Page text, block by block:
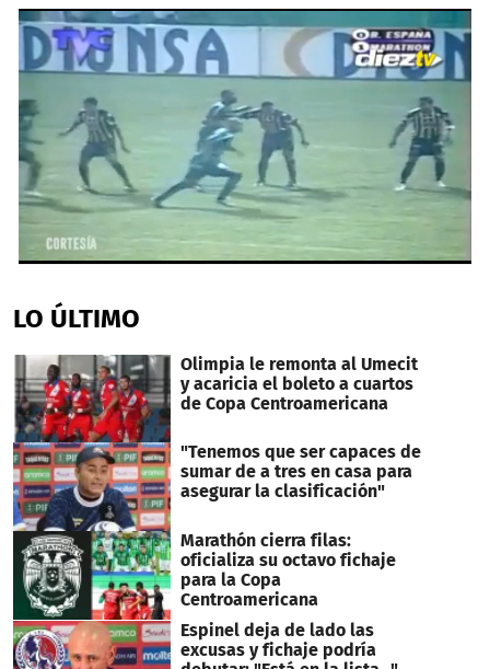
of
1
3
seconds
LO ÚLTIMO
Olimpia le remonta al Umecit
y acaricia el boleto a cuartos
de Copa Centroamericana
"Tenemos que ser capaces de
sumar de a tres en casa para
asegurar la clasificación"
Marathón cierra filas:
oficializa su octavo fichaje
para la Copa
Centroamericana
Espinel deja de lado las
excusas y fichaje podría